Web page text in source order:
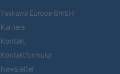
Yaskawa Europe GmbH
Karriere
Kontakt
Kontaktformular
Newsletter